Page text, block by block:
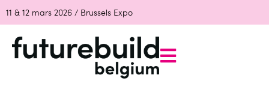
11 & 12 mars 2026 / Brussels Expo